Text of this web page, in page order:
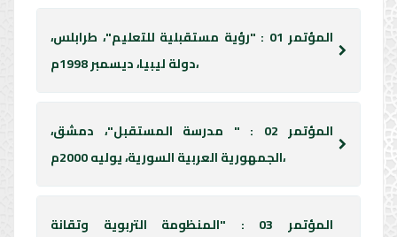
المؤتمر 01 : "رؤية مستقبلية للتعليم"، طرابلس،
دولة ليبيا، ديسمبر 1998م،
المؤتمر 02 : " مدرسة المستقبل"، دمشق،
الجمهورية العربية السورية، يوليه 2000م،
المؤتمر 03 : "المنظومة التربوية وتقانة